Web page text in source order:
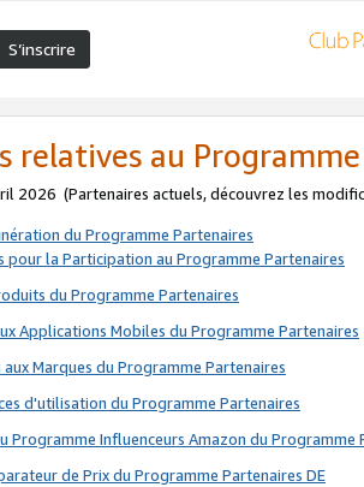
S’inscrire
relatives au
2026 (Partenaires actuels, découvrez les
du Programme Partenaires
pour la Participation au Programme Partenaires
du Programme Partenaires
Applications Mobiles du Programme Partenaires
Marques du Programme Partenaires
d'utilisation du Programme Partenaires
Programme Influenceurs Amazon du Programme
de Prix du Programme Partenaires DE